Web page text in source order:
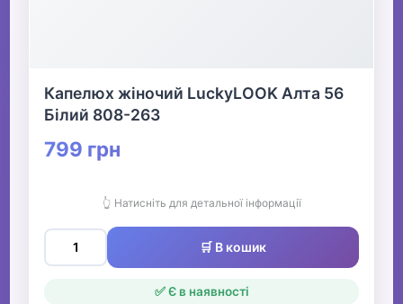
Капелюх жіночий LuckyLOOK Алта 56
Білий 808-263
799 грн
👆 Натисніть для детальної інформації
🛒 В кошик
✅ Є в наявності